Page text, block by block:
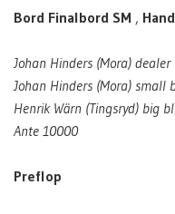
Bord Finalbord SM ,
Johan Hinders (Mora) dealer
Johan Hinders (Mora) small
Henrik Wärn (Tingsryd) big
Ante 10000
Preflop